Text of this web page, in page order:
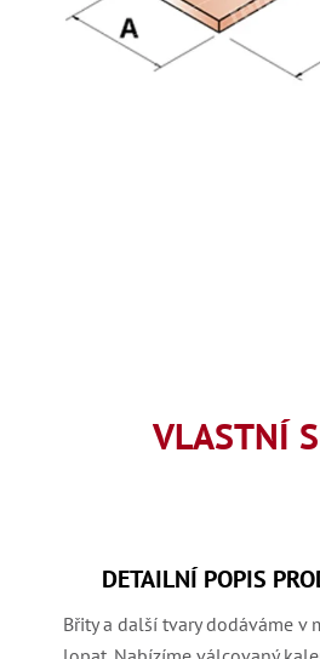
VLASTNÍ
DETAILNÍ POPIS
Břity a další tvary dodáváme v